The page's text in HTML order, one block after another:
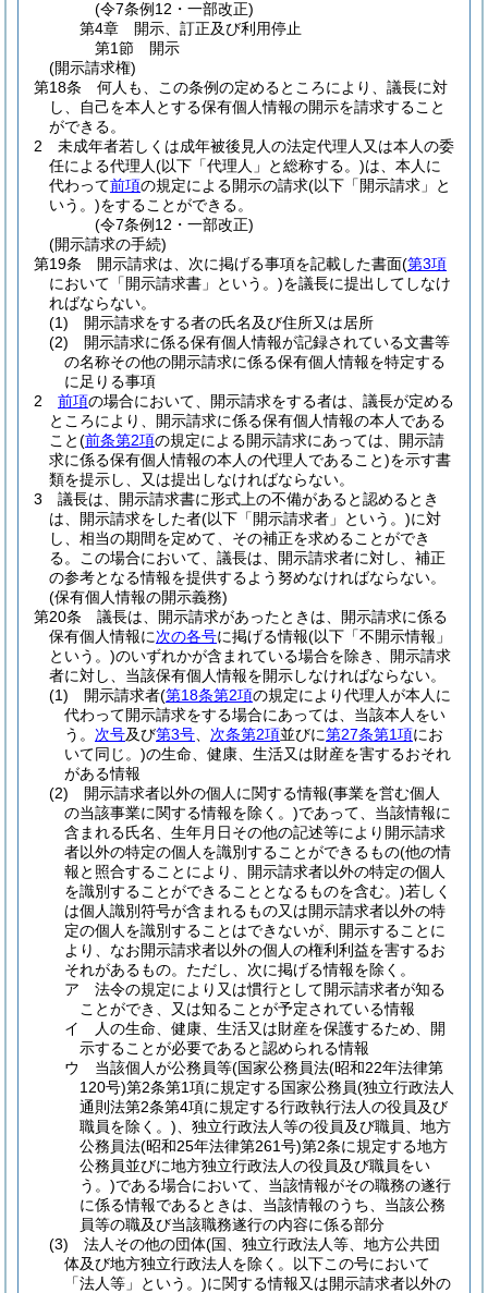
(令7条例12・一部改正)
第4章
開示、訂正及び利用停止
第1節
開示
(開示請求権)
第18条
何人も、この条例の定めるところにより、議長に対
し、自己を本人とする保有個人情報の開示を請求すること
ができる。
2
未成年者若しくは成年被後見人の法定代理人又は本人の委
任による代理人(以下「代理人」と総称する。)は、本人に
代わって前項の規定による開示の請求(以下「開示請求」と
いう。)をすることができる。
(令7条例12・一部改正)
(開示請求の手続)
第19条
開示請求は、次に掲げる事項を記載した書面(第3項
において「開示請求書」という。)を議長に提出してしなけ
ればならない。
(1)
開示請求をする者の氏名及び住所又は居所
(2)
開示請求に係る保有個人情報が記録されている文書等
の名称その他の開示請求に係る保有個人情報を特定する
に足りる事項
2
前項の場合において、開示請求をする者は、議長が定める
ところにより、開示請求に係る保有個人情報の本人である
こと(前条第2項の規定による開示請求にあっては、開示請
求に係る保有個人情報の本人の代理人であること)を示す書
類を提示し、又は提出しなければならない。
3
議長は、開示請求書に形式上の不備があると認めるとき
は、開示請求をした者(以下「開示請求者」という。)に対
し、相当の期間を定めて、その補正を求めることができ
る。
この場合において、議長は、開示請求者に対し、補正
の参考となる情報を提供するよう努めなければならない。
(保有個人情報の開示義務)
第20条
議長は、開示請求があったときは、開示請求に係る
保有個人情報に次の各号に掲げる情報(以下「不開示情報」
という。)のいずれかが含まれている場合を除き、開示請求
者に対し、当該保有個人情報を開示しなければならない。
(1)
開示請求者(第18条第2項の規定により代理人が本人に
代わって開示請求をする場合にあっては、当該本人をい
う。 次号及び第3号 次条第2項並びに第27条第1項にお
いて同じ。)の生命、健康、生活又は財産を害するおそれ
がある情報
(2)
開示請求者以外の個人に関する情報(事業を営む個人
の当該事業に関する情報を除く。)であって、当該情報に
含まれる氏名、生年月日その他の記述等により開示請求
者以外の特定の個人を識別することができるもの(他の情
報と照合することにより、開示請求者以外の特定の個人
を識別することができることとなるものを含む。)若しく
は個人識別符号が含まれるもの又は開示請求者以外の特
定の個人を識別することはできないが、開示することに
より、なお開示請求者以外の個人の権利利益を害するお
それがあるもの。 ただし、次に掲げる情報を除く。
ア
法令の規定により又は慣行として開示請求者が知る
ことができ、又は知ることが予定されている情報
イ
人の生命、健康、生活又は財産を保護するため、開
示することが必要であると認められる情報
ウ
当該個人が公務員等(国家公務員法(昭和22年法律第
120号)第2条第1項に規定する国家公務員(独立行政法人
通則法第2条第4項に規定する行政執行法人の役員及び
職員を除く。) 、独立行政法人等の役員及び職員、地方
公務員法(昭和25年法律第261号)第2条に規定する地方
公務員並びに地方独立行政法人の役員及び職員をい
う。)である場合において、当該情報がその職務の遂行
に係る情報であるときは、当該情報のうち、当該公務
員等の職及び当該職務遂行の内容に係る部分
(3)
法人その他の団体(国、独立行政法人等、地方公共団
体及び地方独立行政法人を除く。以下この号において
「法人等」という。)に関する情報又は開示請求者以外の